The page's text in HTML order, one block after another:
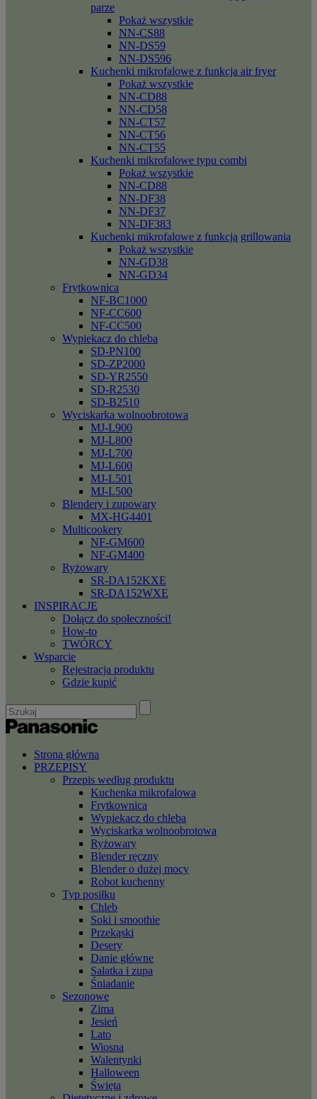
parze
Pokaż wszystkie
NN-CS88
NN-DS59
NN-DS596
Kuchenki mikrofalowe z funkcja air fryer
Pokaż wszystkie
NN-CD88
NN-CD58
NN-CT57
NN-CT56
NN-CT55
Kuchenki mikrofalowe typu combi
Pokaż wszystkie
NN-CD88
NN-DF38
NN-DF37
NN-DF383
Kuchenki mikrofalowe z funkcją grillowania
Pokaż wszystkie
NN-GD38
NN-GD34
Frytkownica
NF-BC1000
NF-CC600
NF-CC500
Wypiekacz do chleba
SD-PN100
SD-ZP2000
SD-YR2550
SD-R2530
SD-B2510
Wyciskarka wolnoobrotowa
MJ-L900
MJ-L800
MJ-L700
MJ-L600
MJ-L501
MJ-L500
Blendery i zupowary
MX-HG4401
Multicookery
NF-GM600
NF-GM400
Ryżowary
SR-DA152KXE
SR-DA152WXE
INSPIRACJE
Dołącz do społeczności!
How-to
TWÓRCY
Wsparcie
Rejestracja produktu
Gdzie kupić
Strona główna
PRZEPISY
Przepis według produktu
Kuchenka mikrofalowa
Frytkownica
Wypiekacz do chleba
Wyciskarka wolnoobrotowa
Ryżowary
Blender ręczny
Blender o dużej mocy
Robot kuchenny
Typ posiłku
Chleb
Soki i smoothie
Przekąski
Desery
Danie główne
Sałatka i zupa
Śniadanie
Sezonowe
Zima
Jesień
Lato
Wiosna
Walentynki
Halloween
Święta